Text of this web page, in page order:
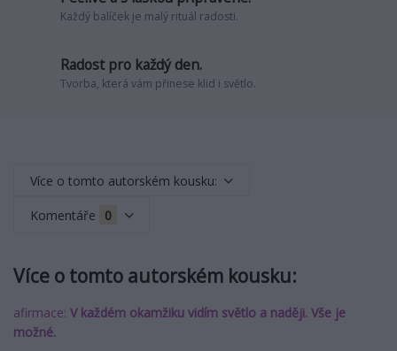
Každý balíček je malý rituál radosti.
Radost pro každý den.
Tvorba, která vám přinese klid i světlo.
Více o tomto autorském kousku:
Komentáře 0
Více o tomto autorském kousku:
afirmace: V každém okamžiku vidím světlo a naději. Vše je
možné.